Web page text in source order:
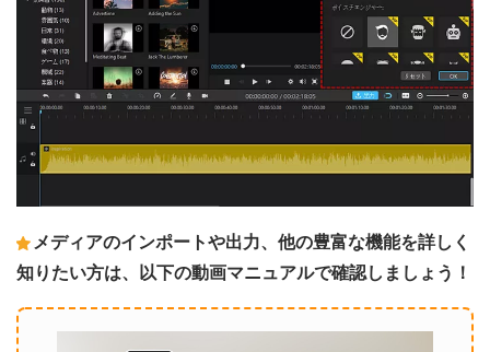
メディアのインポートや出力、他の豊富な機能を詳しく
知りたい方は、以下の動画マニュアルで確認しましょう！